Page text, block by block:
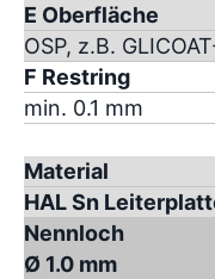
E Oberfläche
OSP, z.B.
F Restring
min. 0.1 mm
Material
HAL Sn
Nennloch
Ø 1.0 mm